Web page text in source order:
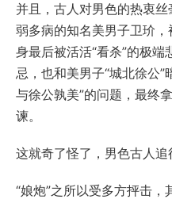
并且，古人对男色的热衷
弱多病的知名美男子卫玠
身最后被活活“看杀”的极
忌，也和美男子“城北徐公
与徐公孰美”的问题，最终
谏。
这就奇了怪了，男色古人追
“娘炮”之所以受多方抨击，